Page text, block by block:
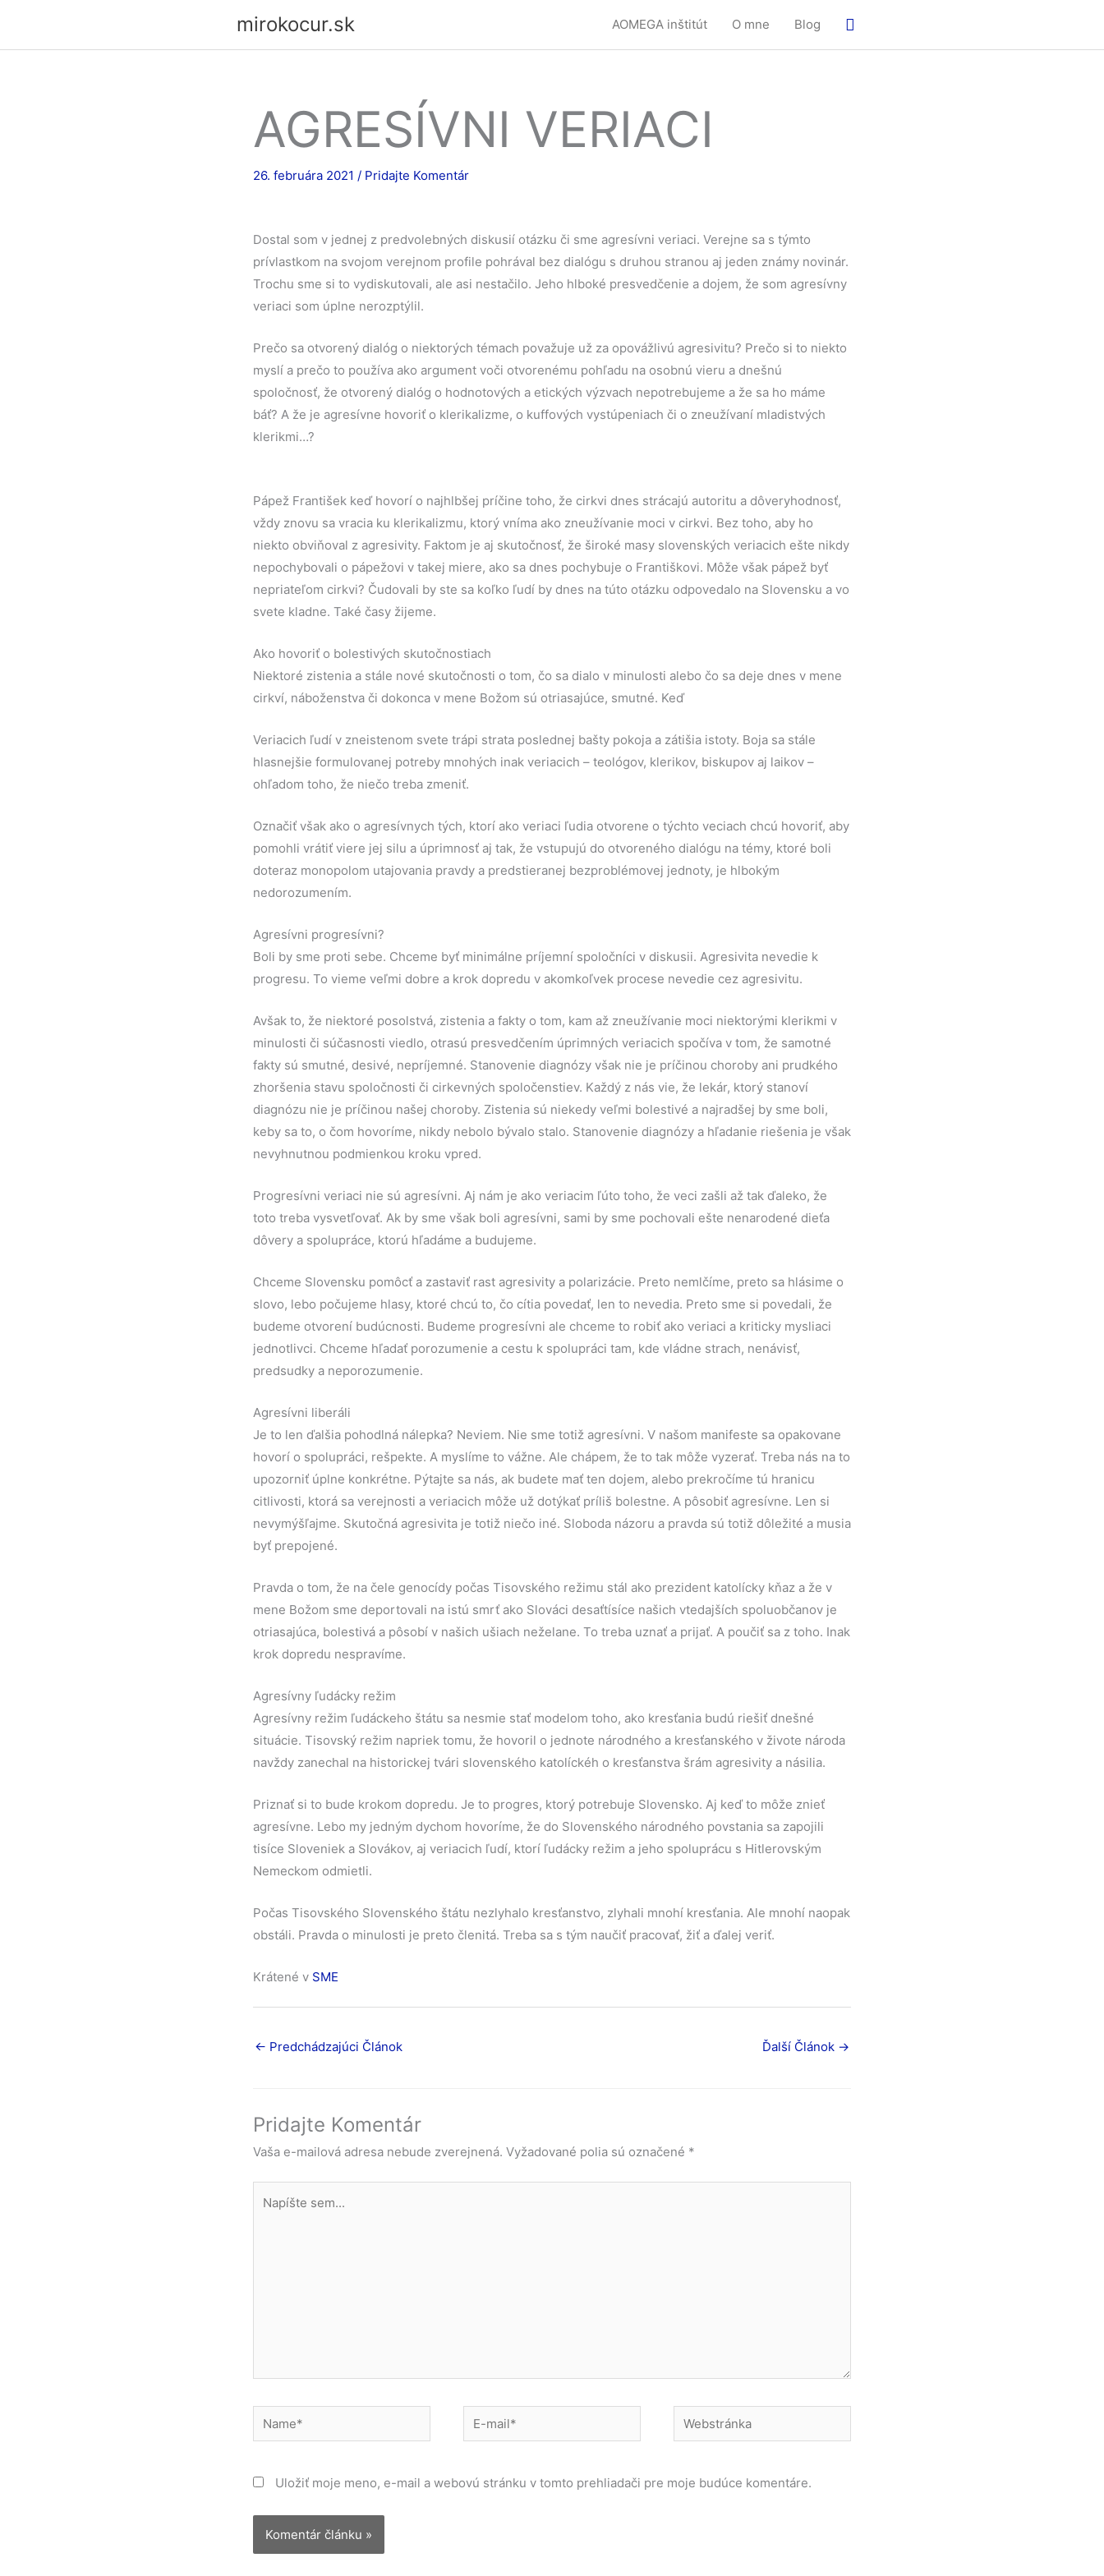
obsah
mirokocur.sk AOMEGA inštitút O mne Blog Hľadať
AGRESÍVNI VERIACI
26. februára 2021 / Pridajte Komentár
Dostal som v jednej z predvolebných diskusií otázku či sme agresívni veriaci. Verejne sa s týmto
prívlastkom na svojom verejnom profile pohrával bez dialógu s druhou stranou aj jeden známy novinár.
Trochu sme si to vydiskutovali, ale asi nestačilo. Jeho hlboké presvedčenie a dojem, že som agresívny
veriaci som úplne nerozptýlil.
Prečo sa otvorený dialóg o niektorých témach považuje už za opovážlivú agresivitu? Prečo si to niekto
myslí a prečo to používa ako argument voči otvorenému pohľadu na osobnú vieru a dnešnú
spoločnosť, že otvorený dialóg o hodnotových a etických výzvach nepotrebujeme a že sa ho máme
báť? A že je agresívne hovoriť o klerikalizme, o kuffových vystúpeniach či o zneužívaní mladistvých
klerikmi…?
Pápež František keď hovorí o najhlbšej príčine toho, že cirkvi dnes strácajú autoritu a dôveryhodnosť,
vždy znovu sa vracia ku klerikalizmu, ktorý vníma ako zneužívanie moci v cirkvi. Bez toho, aby ho
niekto obviňoval z agresivity. Faktom je aj skutočnosť, že široké masy slovenských veriacich ešte nikdy
nepochybovali o pápežovi v takej miere, ako sa dnes pochybuje o Františkovi. Môže však pápež byť
nepriateľom cirkvi? Čudovali by ste sa koľko ľudí by dnes na túto otázku odpovedalo na Slovensku a vo
svete kladne. Také časy žijeme.
Ako hovoriť o bolestivých skutočnostiach
Niektoré zistenia a stále nové skutočnosti o tom, čo sa dialo v minulosti alebo čo sa deje dnes v mene
cirkví, náboženstva či dokonca v mene Božom sú otriasajúce, smutné. Keď
Veriacich ľudí v zneistenom svete trápi strata poslednej bašty pokoja a zátišia istoty. Boja sa stále
hlasnejšie formulovanej potreby mnohých inak veriacich – teológov, klerikov, biskupov aj laikov –
ohľadom toho, že niečo treba zmeniť.
Označiť však ako o agresívnych tých, ktorí ako veriaci ľudia otvorene o týchto veciach chcú hovoriť, aby
pomohli vrátiť viere jej silu a úprimnosť aj tak, že vstupujú do otvoreného dialógu na témy, ktoré boli
doteraz monopolom utajovania pravdy a predstieranej bezproblémovej jednoty, je hlbokým
nedorozumením.
Agresívni progresívni?
Boli by sme proti sebe. Chceme byť minimálne príjemní spoločníci v diskusii. Agresivita nevedie k
progresu. To vieme veľmi dobre a krok dopredu v akomkoľvek procese nevedie cez agresivitu.
Avšak to, že niektoré posolstvá, zistenia a fakty o tom, kam až zneužívanie moci niektorými klerikmi v
minulosti či súčasnosti viedlo, otrasú presvedčením úprimných veriacich spočíva v tom, že samotné
fakty sú smutné, desivé, nepríjemné. Stanovenie diagnózy však nie je príčinou choroby ani prudkého
zhoršenia stavu spoločnosti či cirkevných spoločenstiev. Každý z nás vie, že lekár, ktorý stanoví
diagnózu nie je príčinou našej choroby. Zistenia sú niekedy veľmi bolestivé a najradšej by sme boli,
keby sa to, o čom hovoríme, nikdy nebolo bývalo stalo. Stanovenie diagnózy a hľadanie riešenia je však
nevyhnutnou podmienkou kroku vpred.
Progresívni veriaci nie sú agresívni. Aj nám je ako veriacim ľúto toho, že veci zašli až tak ďaleko, že
toto treba vysvetľovať. Ak by sme však boli agresívni, sami by sme pochovali ešte nenarodené dieťa
dôvery a spolupráce, ktorú hľadáme a budujeme.
Chceme Slovensku pomôcť a zastaviť rast agresivity a polarizácie. Preto nemlčíme, preto sa hlásime o
slovo, lebo počujeme hlasy, ktoré chcú to, čo cítia povedať, len to nevedia. Preto sme si povedali, že
budeme otvorení budúcnosti. Budeme progresívni ale chceme to robiť ako veriaci a kriticky mysliaci
jednotlivci. Chceme hľadať porozumenie a cestu k spolupráci tam, kde vládne strach, nenávisť,
predsudky a neporozumenie.
Agresívni liberáli
Je to len ďalšia pohodlná nálepka? Neviem. Nie sme totiž agresívni. V našom manifeste sa opakovane
hovorí o spolupráci, rešpekte. A myslíme to vážne. Ale chápem, že to tak môže vyzerať. Treba nás na to
upozorniť úplne konkrétne. Pýtajte sa nás, ak budete mať ten dojem, alebo prekročíme tú hranicu
citlivosti, ktorá sa verejnosti a veriacich môže už dotýkať príliš bolestne. A pôsobiť agresívne. Len si
nevymýšľajme. Skutočná agresivita je totiž niečo iné. Sloboda názoru a pravda sú totiž dôležité a musia
byť prepojené.
Pravda o tom, že na čele genocídy počas Tisovského režimu stál ako prezident katolícky kňaz a že v
mene Božom sme deportovali na istú smrť ako Slováci desaťtísíce našich vtedajších spoluobčanov je
otriasajúca, bolestivá a pôsobí v našich ušiach neželane. To treba uznať a prijať. A poučiť sa z toho. Inak
krok dopredu nespravíme.
Agresívny ľudácky režim
Agresívny režim ľudáckeho štátu sa nesmie stať modelom toho, ako kresťania budú riešiť dnešné
situácie. Tisovský režim napriek tomu, že hovoril o jednote národného a kresťanského v živote národa
navždy zanechal na historickej tvári slovenského katolíckéh o kresťanstva šrám agresivity a násilia.
Priznať si to bude krokom dopredu. Je to progres, ktorý potrebuje Slovensko. Aj keď to môže znieť
agresívne. Lebo my jedným dychom hovoríme, že do Slovenského národného povstania sa zapojili
tisíce Sloveniek a Slovákov, aj veriacich ľudí, ktorí ľudácky režim a jeho spoluprácu s Hitlerovským
Nemeckom odmietli.
Počas Tisovského Slovenského štátu nezlyhalo kresťanstvo, zlyhali mnohí kresťania. Ale mnohí naopak
obstáli. Pravda o minulosti je preto členitá. Treba sa s tým naučiť pracovať, žiť a ďalej veriť.
Krátené v SME
← Predchádzajúci Článok Ďalší Článok →
Pridajte Komentár
Vaša e-mailová adresa nebude zverejnená. Vyžadované polia sú označené *
sem...
Name*
E-
mail*
Webstránka
Uložiť moje meno, e-mail a webovú stránku v tomto prehliadači pre moje budúce komentáre.